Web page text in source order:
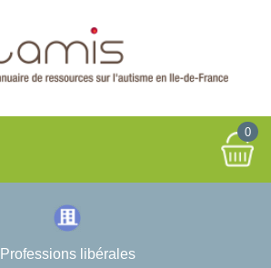
0
Professions libérales